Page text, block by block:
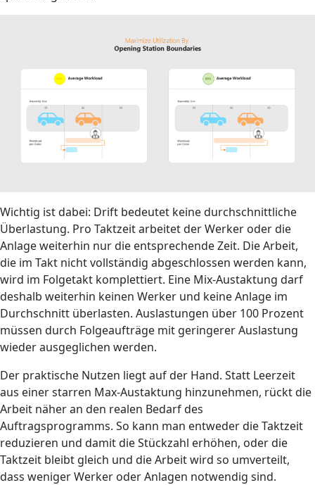
Wichtig ist dabei: Drift bedeutet keine durchschnittliche
Überlastung. Pro Taktzeit arbeitet der Werker oder die
Anlage weiterhin nur die entsprechende Zeit. Die Arbeit,
die im Takt nicht vollständig abgeschlossen werden kann,
wird im Folgetakt komplettiert. Eine Mix-Austaktung darf
deshalb weiterhin keinen Werker und keine Anlage im
Durchschnitt überlasten. Auslastungen über 100 Prozent
müssen durch Folgeaufträge mit geringerer Auslastung
wieder ausgeglichen werden.
Der praktische Nutzen liegt auf der Hand. Statt Leerzeit
aus einer starren Max-Austaktung hinzunehmen, rückt die
Arbeit näher an den realen Bedarf des
Auftragsprogramms. So kann man entweder die Taktzeit
reduzieren und damit die Stückzahl erhöhen, oder die
Taktzeit bleibt gleich und die Arbeit wird so umverteilt,
dass weniger Werker oder Anlagen notwendig sind.